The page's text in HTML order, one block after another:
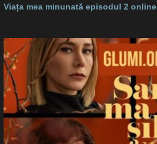
Viața mea minunată episodul 2 online